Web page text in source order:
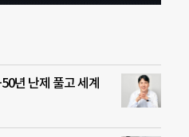
년 난제 풀고 세계